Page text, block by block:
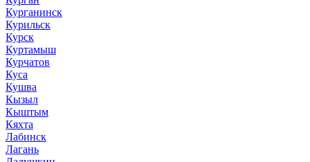
Курганинск
Курильск
Курск
Куртамыш
Курчатов
Куса
Кушва
Кызыл
Кыштым
Кяхта
Лабинск
Лагань